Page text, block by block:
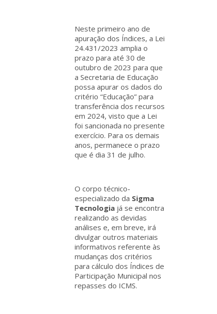
Neste primeiro ano de
apuração dos Índices, a Lei
24.431/2023 amplia o
prazo para até 30 de
outubro de 2023 para que
a Secretaria de Educação
possa apurar os dados do
critério “Educação” para
transferência dos recursos
em 2024, visto que a Lei
foi sancionada no presente
exercício. Para os demais
anos, permanece o prazo
que é dia 31 de julho.
O corpo técnico-
especializado da Sigma
Tecnologia já se encontra
realizando as devidas
análises e, em breve, irá
divulgar outros materiais
informativos referente às
mudanças dos critérios
para cálculo dos Índices de
Participação Municipal nos
repasses do ICMS.